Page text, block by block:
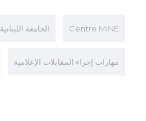
Centre MINE الجامعة اللبنانية
مهارات إجراء المقابلات الإعلامية